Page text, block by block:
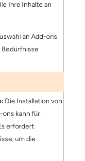
Ihre Inhalte an
an Add-ons
Bedürfnisse
Die Installation von
ons kann für
erfordert
um die